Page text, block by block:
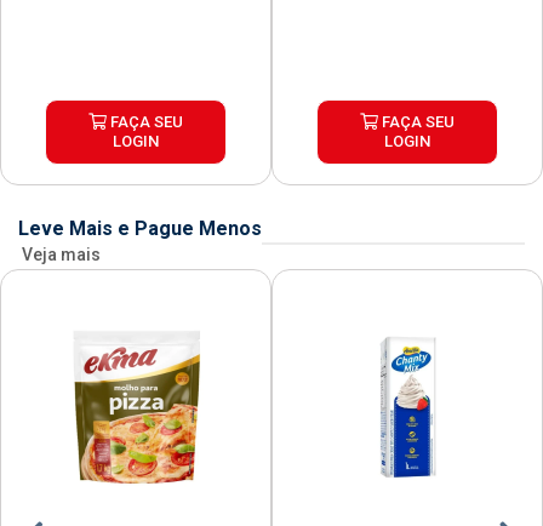
FAÇA SEU
LOGIN
FAÇA SEU
LOGIN
Leve Mais e Pague Menos
Veja mais